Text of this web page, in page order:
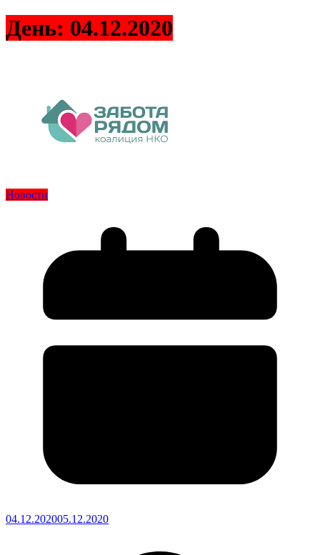
День: 04.12.2020
Новости
04.12.202005.12.2020